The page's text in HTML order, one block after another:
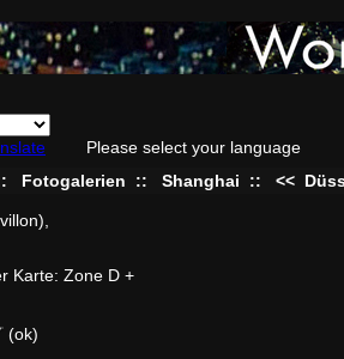
Please select your language
Fotogalerien :: Shanghai :: <<
Karte: Zone D +
(ok)